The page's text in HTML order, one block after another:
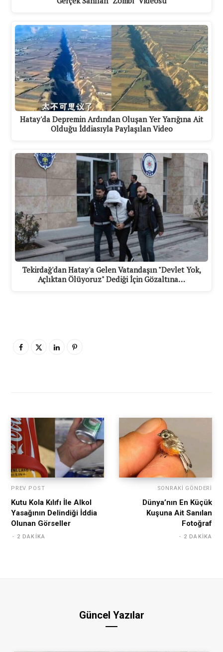
Hatay'da Depremin Ardından Oluşan Yer Yarığına Ait
Olduğu İddiasıyla Paylaşılan Video
Tekirdağ'dan Hatay'a Gelen Vatandaşın "Devlet Yok,
Açlıktan Ölüyoruz" Dediği İçin Gözaltına…
PREV POST
Kutu Kola Kılıfı İle Alkol
Yasağının Delindiği İddia
Olunan Görseller
2 DAKIKA
SONRAKI GÖNDERI
Dünya’nın En Küçük
Kuşuna Ait Sanılan
Fotoğraf
2 DAKIKA
Güncel Yazılar